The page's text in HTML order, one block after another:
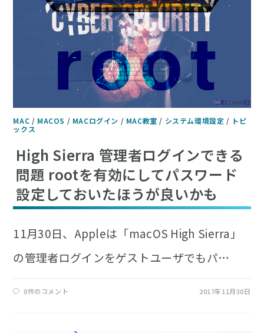
MAC / MACOS / MACログイン / MAC教室 / システム環境設定 / トピ
ックス
High Sierra 管理者ログインできる
問題 rootを有効にしてパスワード
設定しておいたほうが良いかも
11月30日、Appleは「macOS High Sierra」
の管理者ログインをゲストユーザでもパ…
0件のコメント 2017年11月30日